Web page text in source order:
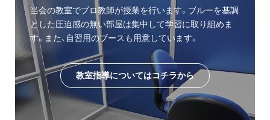
当会の教室でプロ教師が授業を行います。ブルーを基調
とした圧迫感の無い部屋は集中して学習に取り組めま
す。また、自習用のブースも用意しています。
教室指導についてはコチラから